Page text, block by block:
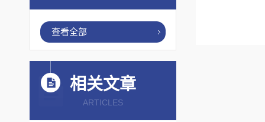
查看全部
相关文章
ARTICLES